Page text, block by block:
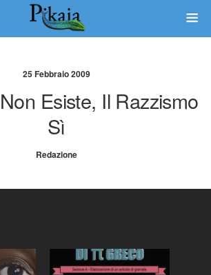
25 Febbraio 2009
Esiste, Il Razzismo
Sì
Redazione